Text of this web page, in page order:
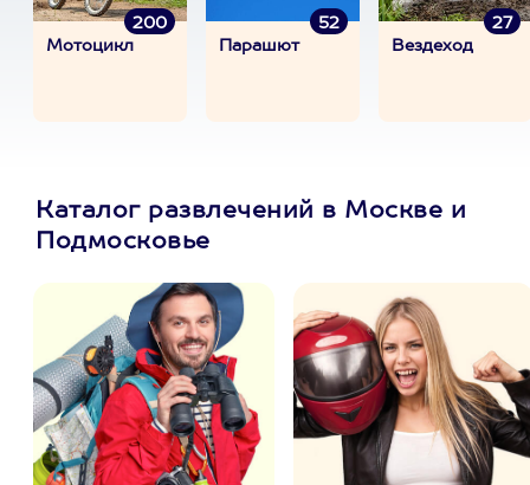
200
Мотоцикл
52
Парашют
27
Вездеход
Каталог развлечений в Москве и
Подмосковье